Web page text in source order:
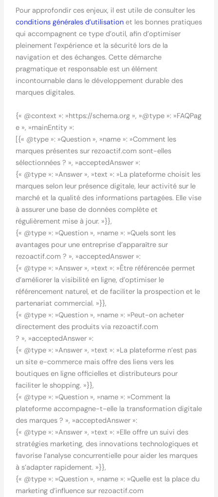
Pour approfondir ces enjeux, il est utile de consulter les
conditions générales d’utilisationet les bonnes pratiques
qui accompagnent ce type d’outil, afin d’optimiser
pleinement l’expérience et la sécurité lors de la
navigation et des échanges. Cette démarche
pragmatique et responsable est un élément
incontournable dans le développement durable des
marques digitales.
{« @context »: »https://schema.org », »@type »: »FAQPag
e », »mainEntity »:
[{« @type »: »Question », »name »: »Comment les
marques présentes sur rezoactif.com sont-elles
sélectionnées ? », »acceptedAnswer »:
{« @type »: »Answer », »text »: »La plateforme choisit les
marques selon leur présence digitale, leur activité sur le
marché et la qualité des informations partagées. Elle vise
à assurer une base de données complète et
régulièrement mise à jour. »}},
{« @type »: »Question », »name »: »Quels sont les
avantages pour une entreprise d’apparaître sur
rezoactif.com ? », »acceptedAnswer »:
{« @type »: »Answer », »text »: »Être référencée permet
d’améliorer la visibilité en ligne, d’optimiser le
référencement naturel, et de faciliter la prospection et le
partenariat commercial. »}},
{« @type »: »Question », »name »: »Peut-on acheter
directement des produits via rezoactif.com
? », »acceptedAnswer »:
{« @type »: »Answer », »text »: »La plateforme n’est pas
un site e-commerce mais offre des liens vers les
boutiques en ligne officielles et distributeurs pour
faciliter le shopping. »}},
{« @type »: »Question », »name »: »Comment la
plateforme accompagne-t-elle la transformation digitale
des marques ? », »acceptedAnswer »:
{« @type »: »Answer », »text »: »Elle offre un suivi des
stratégies marketing, des innovations technologiques et
favorise l’analyse concurrentielle pour aider les marques
à s’adapter rapidement. »}},
{« @type »: »Question », »name »: »Quelle est la place du
marketing d’influence sur rezoactif.com